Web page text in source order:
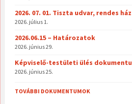
2026. 07. 01. Tiszta udvar, rendes
2026. július 1.
2026.06.15 – Határozatok
2026. június 29.
Képviselő-testületi ülés
2026. június 25.
TOVÁBBI DOKUMENTUMOK